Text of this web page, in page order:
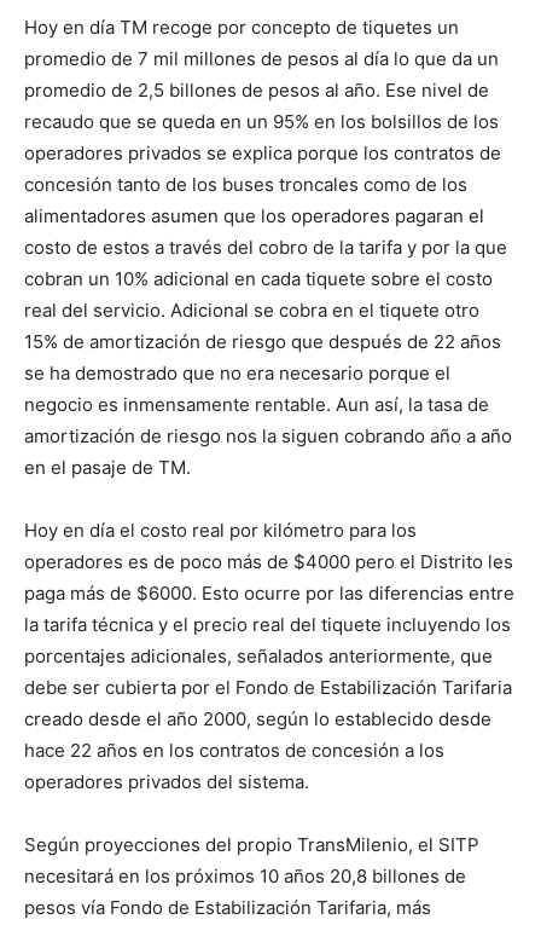
Hoy en día TM recoge por concepto de tiquetes un
promedio de 7 mil millones de pesos al día lo que da un
promedio de 2,5 billones de pesos al año. Ese nivel de
recaudo que se queda en un 95% en los bolsillos de los
operadores privados se explica porque los contratos de
concesión tanto de los buses troncales como de los
alimentadores asumen que los operadores pagaran el
costo de estos a través del cobro de la tarifa y por la que
cobran un 10% adicional en cada tiquete sobre el costo
real del servicio. Adicional se cobra en el tiquete otro
15% de amortización de riesgo que después de 22 años
se ha demostrado que no era necesario porque el
negocio es inmensamente rentable. Aun así, la tasa de
amortización de riesgo nos la siguen cobrando año a año
en el pasaje de TM.
Hoy en día el costo real por kilómetro para los
operadores es de poco más de $4000 pero el Distrito les
paga más de $6000. Esto ocurre por las diferencias entre
la tarifa técnica y el precio real del tiquete incluyendo los
porcentajes adicionales, señalados anteriormente, que
debe ser cubierta por el Fondo de Estabilización Tarifaria
creado desde el año 2000, según lo establecido desde
hace 22 años en los contratos de concesión a los
operadores privados del sistema.
Según proyecciones del propio TransMilenio, el SITP
necesitará en los próximos 10 años 20,8 billones de
pesos vía Fondo de Estabilización Tarifaria, más